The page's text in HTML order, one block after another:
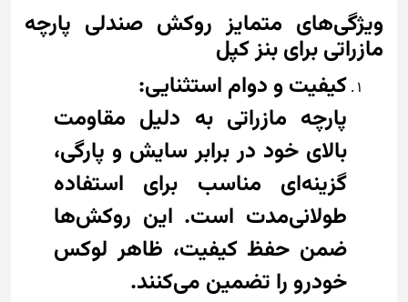
ویژگی‌های متمایز روکش صندلی پارچه
مازراتی برای بنز کپل
کیفیت و دوام استثنایی:
پارچه مازراتی به دلیل مقاومت
بالای خود در برابر سایش و پارگی،
گزینه‌ای مناسب برای استفاده
طولانی‌مدت است. این روکش‌ها
ضمن حفظ کیفیت، ظاهر لوکس
خودرو را تضمین می‌کنند.